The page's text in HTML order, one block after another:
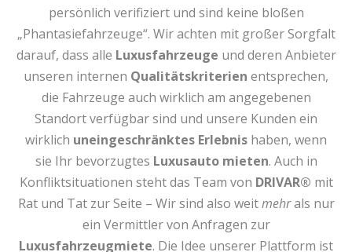
persönlich verifiziert und sind keine bloßen
„Phantasiefahrzeuge“. Wir achten mit großer Sorgfalt
darauf, dass alle Luxusfahrzeuge und deren Anbieter
unseren internen Qualitätskriterien entsprechen,
die Fahrzeuge auch wirklich am angegebenen
Standort verfügbar sind und unsere Kunden ein
wirklich uneingeschränktes Erlebnis haben, wenn
sie Ihr bevorzugtes Luxusauto mieten. Auch in
Konfliktsituationen steht das Team von DRIVAR® mit
Rat und Tat zur Seite – Wir sind also weitmehrals nur
ein Vermittler von Anfragen zur
Luxusfahrzeugmiete. Die Idee unserer Plattform ist